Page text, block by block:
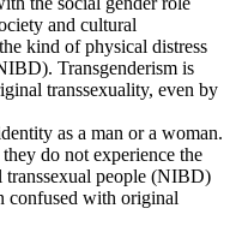
and cultural
kind of physical distress
Transgenderism is
transsexuality, even by
as a man or a woman.
do not experience the
people (NIBD)
confused with original